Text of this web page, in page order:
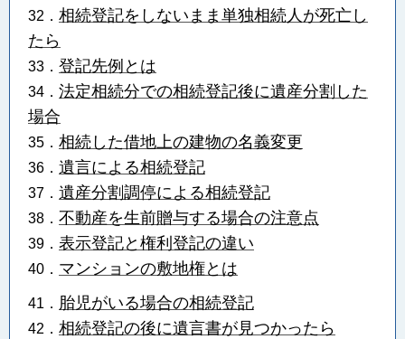
32． 相続登記をしないまま単独相続人が死亡し
たら
33． 登記先例とは
34． 法定相続分での相続登記後に遺産分割した
場合
35． 相続した借地上の建物の名義変更
36． 遺言による相続登記
37． 遺産分割調停による相続登記
38． 不動産を生前贈与する場合の注意点
39． 表示登記と権利登記の違い
40． マンションの敷地権とは
41． 胎児がいる場合の相続登記
42． 相続登記の後に遺言書が見つかったら